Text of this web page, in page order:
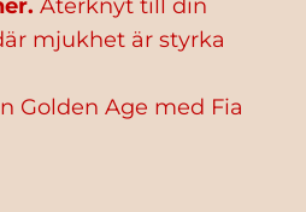
Återknyt till din
mjukhet är styrka
Golden Age med Fia